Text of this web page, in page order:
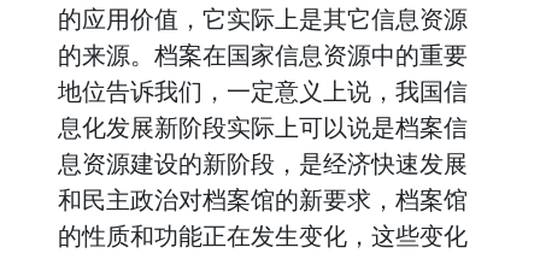
的应用价值，它实际上是其它信息资源
的来源。档案在国家信息资源中的重要
地位告诉我们，一定意义上说，我国信
息化发展新阶段实际上可以说是档案信
息资源建设的新阶段，是经济快速发展
和民主政治对档案馆的新要求，档案馆
的性质和功能正在发生变化，这些变化